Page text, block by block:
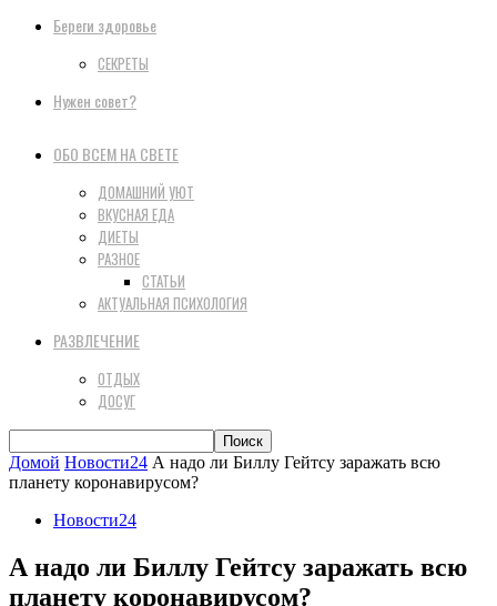
Береги здоровье
СЕКРЕТЫ
Нужен совет?
ОБО ВСЕМ НА СВЕТЕ
ДОМАШНИЙ УЮТ
ВКУСНАЯ ЕДА
ДИЕТЫ
РАЗНОЕ
СТАТЬИ
АКТУАЛЬНАЯ ПСИХОЛОГИЯ
РАЗВЛЕЧЕНИЕ
ОТДЫХ
ДОСУГ
Домой Новости24 А надо ли Биллу Гейтсу заражать всю
планету коронавирусом?
Новости24
А надо ли Биллу Гейтсу заражать всю
планету коронавирусом?